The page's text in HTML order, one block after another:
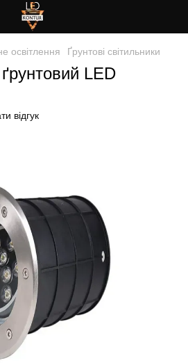
освітлення Ґрунтові світильники
LED
відгук